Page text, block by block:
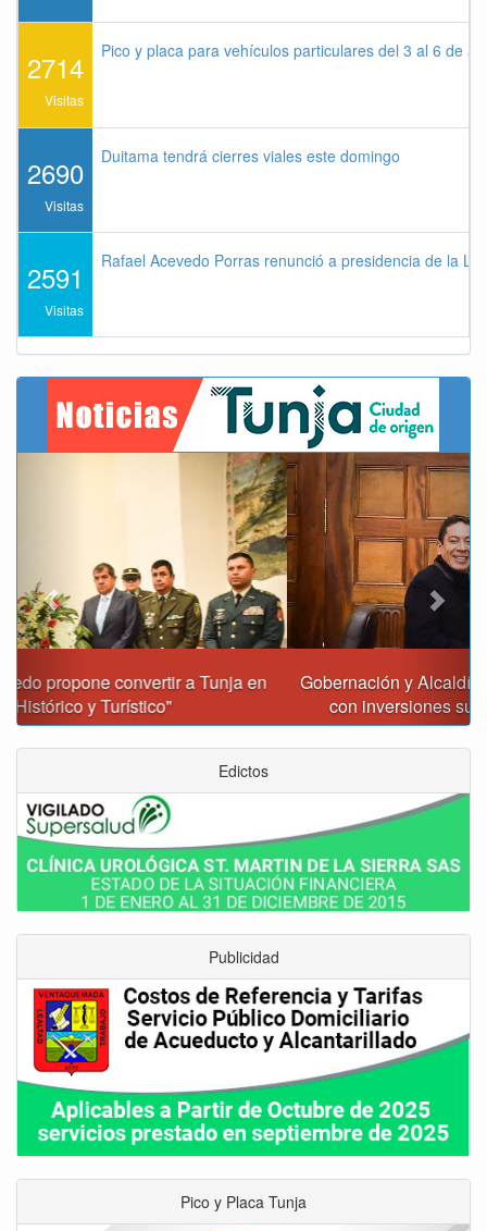
2714
Visitas
Pico y placa para vehículos particulares del 3 al 6 de
2690
Visitas
Duitama tendrá cierres viales este domingo
2591
Visitas
Rafael Acevedo Porras renunció a presidencia de la
Gobernación y Alcaldía de Tunja revisan 120 proyectos
con inversiones superiores a $385.000 millones
Next
Edictos
Publicidad
Pico y Placa Tunja